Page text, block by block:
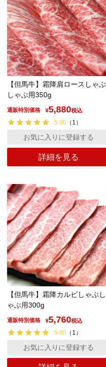
【但馬牛】霜降肩ロースしゃぶ
しゃぶ用350g
通販特別価格 ¥5,880税込
5.00 （ 1 ）
詳細を見る
お気に入りに登録する
【但馬牛】霜降カルビしゃぶし
ゃぶ用300g
通販特別価格 ¥5,760税込
5.00 （ 1 ）
お気に入りに登録する